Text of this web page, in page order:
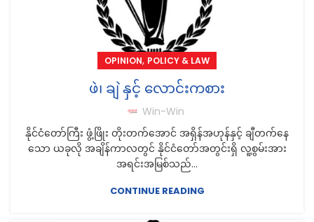
OPINION, POLICY & LAW
ဖဲ၊ ချဲ နှင့် လောင်းကစား
Win-Win
နိုင်ငံတော်ကြီး ဖွံ့ဖြိုး တိုးတက်အောင် အရှိန်အဟုန်နှင့် ချီတက်နေ
သော ယခုလို အချိန်ကာလတွင် နိုင်ငံတော်အတွင်းရှိ လူ့စွမ်းအား
အရင်းအမြစ်သည်...
CONTINUE READING